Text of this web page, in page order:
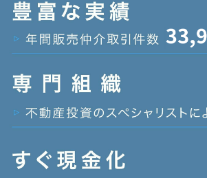
投資用
区分マンションを探す